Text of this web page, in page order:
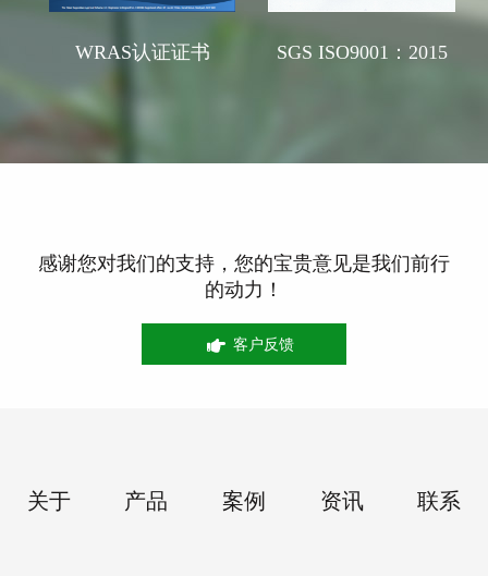
WRAS认证证书 SGS ISO9001：2015
感谢您对我们的支持，您的宝贵意见是我们前行
的动力！
客户反馈
关于 产品 案例 资讯 联系